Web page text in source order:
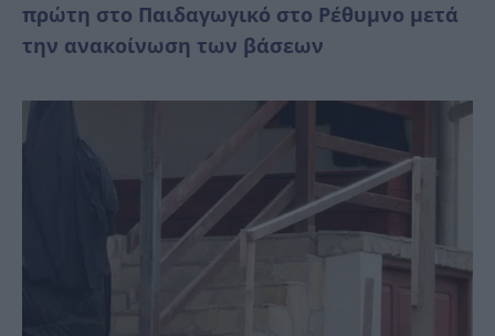
πρώτη στο Παιδαγωγικό στο Ρέθυμνο μετά
την ανακοίνωση των βάσεων